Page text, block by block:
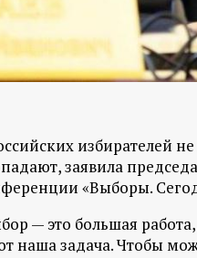
избирателей
заявила
«Выборы.
— это большая
наша задача. Чтобы